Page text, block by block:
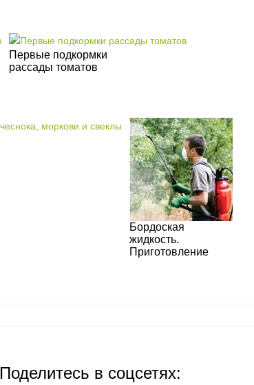
Первые подкормки
рассады томатов
Бордоская
жидкость.
Приготовление
в соцсетях: